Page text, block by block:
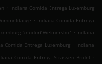
. Indiana Comida Entrega Luxemburg
. Indiana Comida Entrega
Neudorf-Weimershof . Indiana
Comida Entrega Luxemburg . Indiana
Comida Entrega Strassen Bridel .